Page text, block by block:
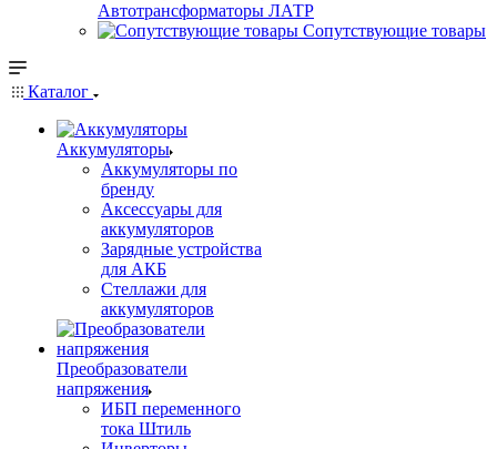
Автотрансформаторы ЛАТР
Сопутствующие товары
Каталог
Аккумуляторы
Аккумуляторы по
бренду
Аксессуары для
аккумуляторов
Зарядные устройства
для АКБ
Стеллажи для
аккумуляторов
Преобразователи
напряжения
ИБП переменного
тока Штиль